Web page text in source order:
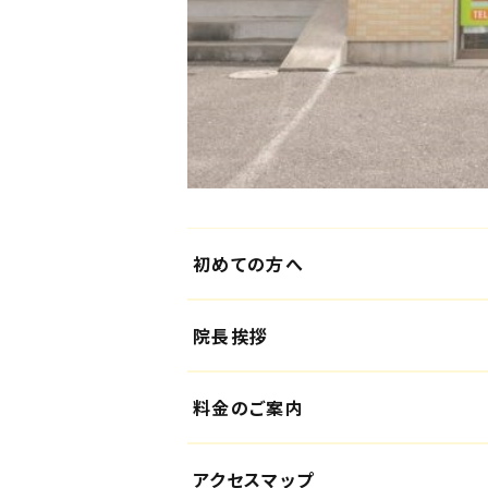
初めての方へ
院長挨拶
料金のご案内
アクセスマップ